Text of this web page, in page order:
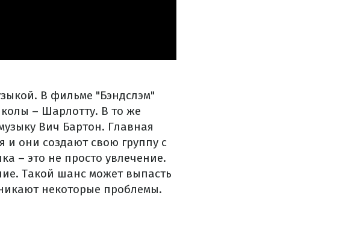
В фильме "Бэндслэм"
– Шарлотту. В то же
Вич Бартон. Главная
они создают свою группу с
– это не просто увлечение.
Такой шанс может выпасть
некоторые проблемы.